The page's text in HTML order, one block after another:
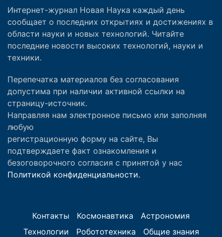
Интернет-журнал Новая Наука каждый день
сообщает о последних открытиях и достижениях в
области науки и новых технологий. Читайте
последние новости высоких технологий, науки и
техники.
Перепечатка материалов без согласования
допустима при наличии активной ссылки на
страницу-источник.
Направляя нам электронное письмо или заполняя
любую
регистрационную форму на сайте, Вы
подтверждаете факт ознакомления и
безоговорочного согласия с принятой у нас
Политикой конфиденциальности.
Контакты Космонавтика
Астрономия
Технологии
Робототехника Общие знания